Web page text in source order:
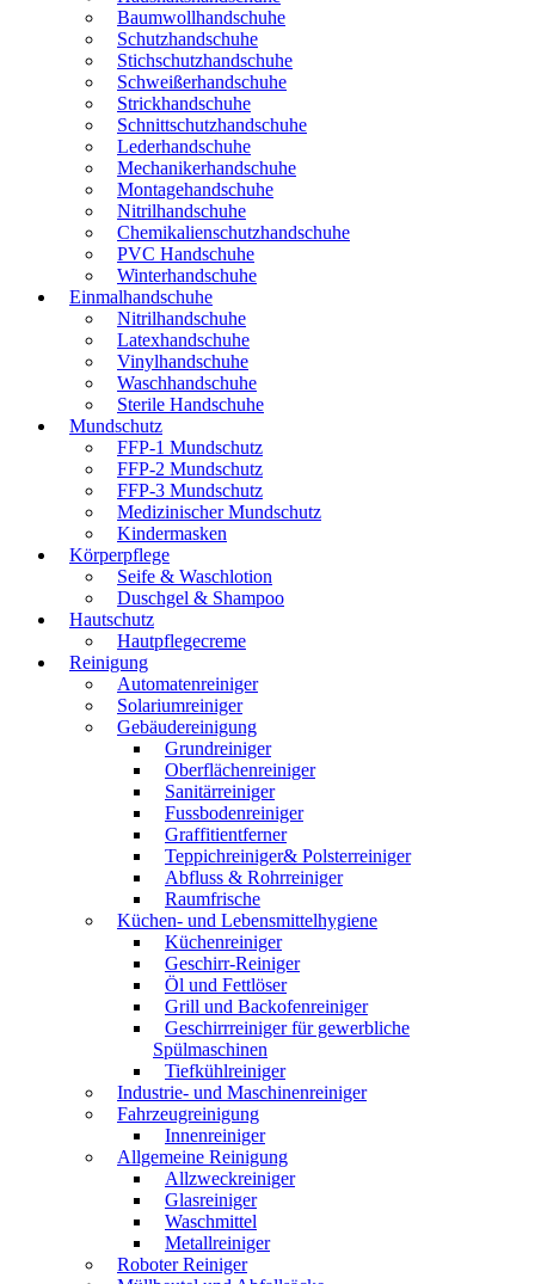
Baumwollhandschuhe
Schutzhandschuhe
Stichschutzhandschuhe
Schweißerhandschuhe
Strickhandschuhe
Schnittschutzhandschuhe
Lederhandschuhe
Mechanikerhandschuhe
Montagehandschuhe
Nitrilhandschuhe
Chemikalienschutzhandschuhe
PVC Handschuhe
Winterhandschuhe
Einmalhandschuhe
Nitrilhandschuhe
Latexhandschuhe
Vinylhandschuhe
Waschhandschuhe
Sterile Handschuhe
Mundschutz
FFP-1 Mundschutz
FFP-2 Mundschutz
FFP-3 Mundschutz
Medizinischer Mundschutz
Kindermasken
Körperpflege
Seife & Waschlotion
Duschgel & Shampoo
Hautschutz
Hautpflegecreme
Reinigung
Automatenreiniger
Solariumreiniger
Gebäudereinigung
Grundreiniger
Oberflächenreiniger
Sanitärreiniger
Fussbodenreiniger
Graffitientferner
Teppichreiniger& Polsterreiniger
Abfluss & Rohrreiniger
Raumfrische
Küchen- und Lebensmittelhygiene
Küchenreiniger
Geschirr-Reiniger
Öl und Fettlöser
Grill und Backofenreiniger
Geschirrreiniger für gewerbliche
Spülmaschinen
Tiefkühlreiniger
Industrie- und Maschinenreiniger
Fahrzeugreinigung
Innenreiniger
Allgemeine Reinigung
Allzweckreiniger
Glasreiniger
Waschmittel
Metallreiniger
Roboter Reiniger